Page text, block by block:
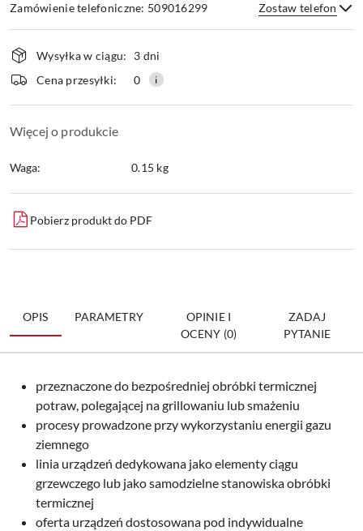
Zamówienie telefoniczne: 509016299 Zostaw telefon
Wyślij
Dostępność
i
dostawa
Wysyłka w ciągu:
3 dni
Cena przesyłki:
0
Więcej o produkcie
Waga: 0.15 kg
Pobierz produkt do PDF
OPIS PARAMETRY
OPINIE I
OCENY (0)
ZADAJ
PYTANIE
przeznaczone do bezpośredniej obróbki termicznej
potraw, polegającej na grillowaniu lub smażeniu
procesy prowadzone przy wykorzystaniu energii gazu
ziemnego
linia urządzeń dedykowana jako elementy ciągu
grzewczego lub jako samodzielne stanowiska obróbki
termicznej
oferta urządzeń dostosowana pod indywidualne